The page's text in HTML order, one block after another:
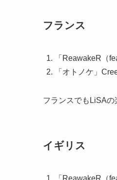
フランス
「ReawakeR（
「オトノケ」
フランスでもLiSAの
イギリス